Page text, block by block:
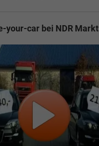
your-car bei NDR Markt